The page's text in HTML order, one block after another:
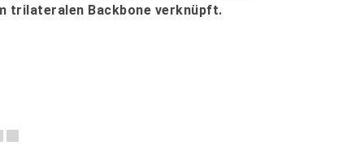
trilateralen Backbone verknüpft.